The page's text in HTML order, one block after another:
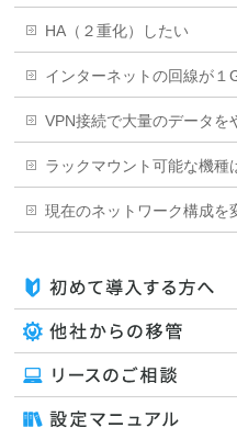
HA（２重化）したい
インターネットの回線が１
VPN接続で大量のデータを
ラックマウント可能な機種
現在のネットワーク構成を